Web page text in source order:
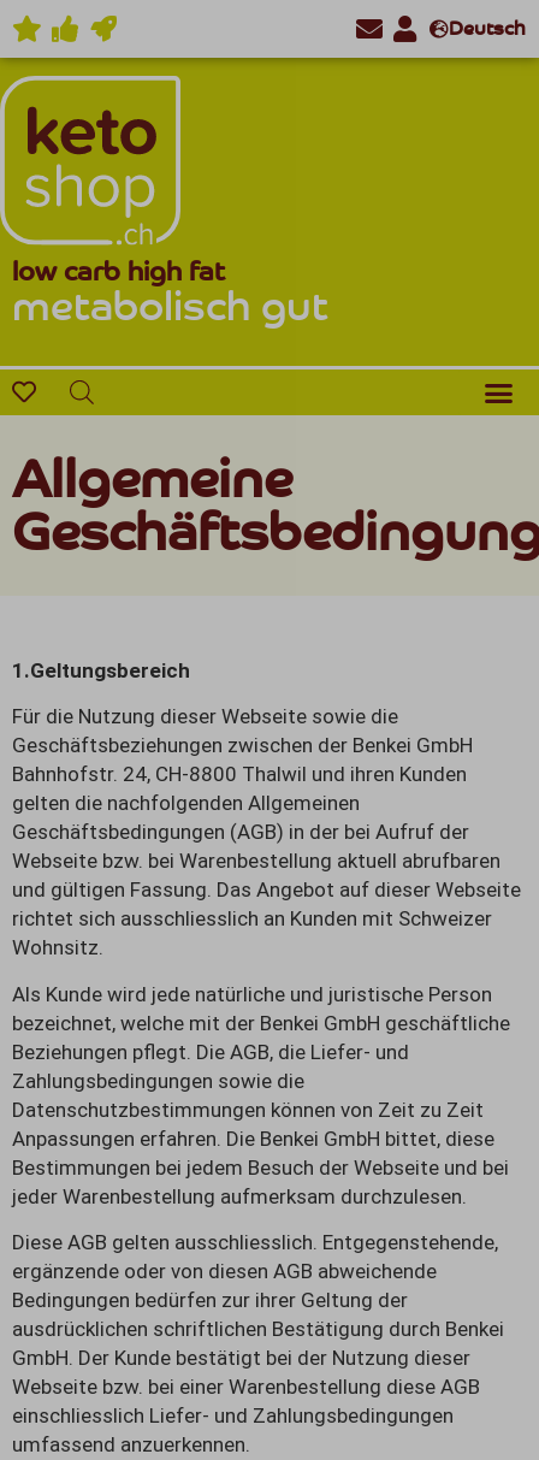
Deutsch
low carb high fat
metabolisch gut
Allgemeine
1.Geltungsbereich
Für die Nutzung dieser Webseite sowie die
Geschäftsbeziehungen zwischen der Benkei GmbH
Bahnhofstr. 24, CH-8800 Thalwil und ihren Kunden
gelten die nachfolgenden Allgemeinen
Geschäftsbedingungen (AGB) in der bei Aufruf der
Webseite bzw. bei Warenbestellung aktuell abrufbaren
und gültigen Fassung. Das Angebot auf dieser Webseite
richtet sich ausschliesslich an Kunden mit Schweizer
Wohnsitz.
Als Kunde wird jede natürliche und juristische Person
bezeichnet, welche mit der Benkei GmbH geschäftliche
Beziehungen pflegt. Die AGB, die Liefer- und
Zahlungsbedingungen sowie die
Datenschutzbestimmungen können von Zeit zu Zeit
Anpassungen erfahren. Die Benkei GmbH bittet, diese
Bestimmungen bei jedem Besuch der Webseite und bei
jeder Warenbestellung aufmerksam durchzulesen.
Diese AGB gelten ausschliesslich. Entgegenstehende,
ergänzende oder von diesen AGB abweichende
Bedingungen bedürfen zur ihrer Geltung der
ausdrücklichen schriftlichen Bestätigung durch Benkei
GmbH. Der Kunde bestätigt bei der Nutzung dieser
Webseite bzw. bei einer Warenbestellung diese AGB
einschliesslich Liefer- und Zahlungsbedingungen
umfassend anzuerkennen.